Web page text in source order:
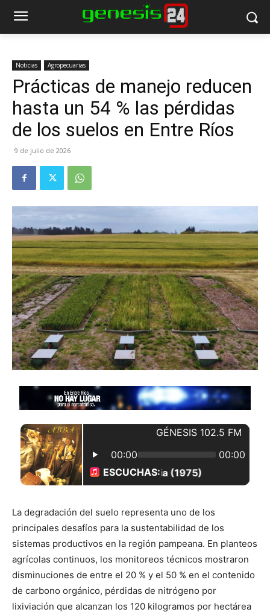
Noticias Agropecuarias
Prácticas de manejo reducen
hasta un 54 % las pérdidas
de los suelos en Entre Ríos
9 de julio de 2026
La degradación del suelo representa uno de los
principales desafíos para la sustentabilidad de los
sistemas productivos en la región pampeana. En planteos
agrícolas continuos, los monitoreos técnicos mostraron
disminuciones de entre el 20 % y el 50 % en el contenido
de carbono orgánico, pérdidas de nitrógeno por
lixiviación que alcanzan los 120 kilogramos por hectárea